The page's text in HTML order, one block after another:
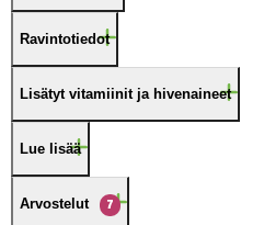
Ravintotiedot
Lisätyt vitamiinit ja hivenaineet
Lue lisää
Arvostelut 7